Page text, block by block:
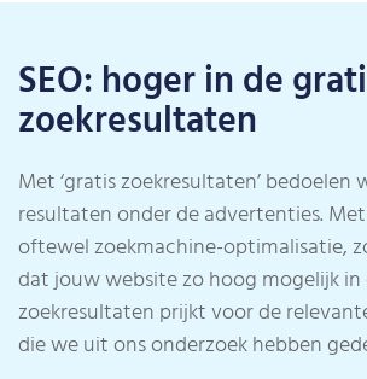
SEO: hoger in de
zoekresultaten
Met ‘gratis zoekresultaten’ bedoelen
resultaten onder de advertenties.
oftewel zoekmachine-optimalisatie,
dat jouw website zo hoog mogelijk in
zoekresultaten prijkt voor de
die we uit ons onderzoek hebben